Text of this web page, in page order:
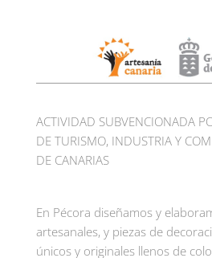
ACTIVIDAD SUBVENCIONADA
DE TURISMO, INDUSTRIA Y
DE CANARIAS
En Pécora diseñamos y
artesanales, y piezas de
únicos y originales llenos de